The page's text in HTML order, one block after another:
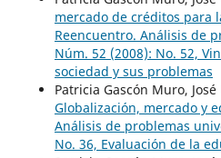
mercado de créditos para
Reencuentro. Análisis de
Núm. 52 (2008): No. 52,
sociedad y sus problemas
Patricia Gascón Muro,
Globalización, mercado y
Análisis de problemas
No. 36, Evaluación de la